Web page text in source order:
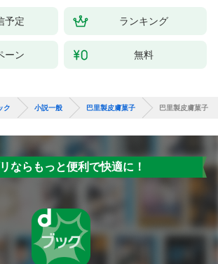
予定 ランキング
ーン 無料
ク 小説一般 巴里製皮膚菓子 巴里製皮膚菓子
ならもっと便利で快適に！